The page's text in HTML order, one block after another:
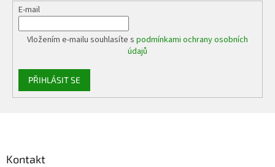
E-mail
Vložením e-mailu souhlasíte s podmínkami ochrany osobních
údajů
PŘIHLÁSIT SE
Kontakt